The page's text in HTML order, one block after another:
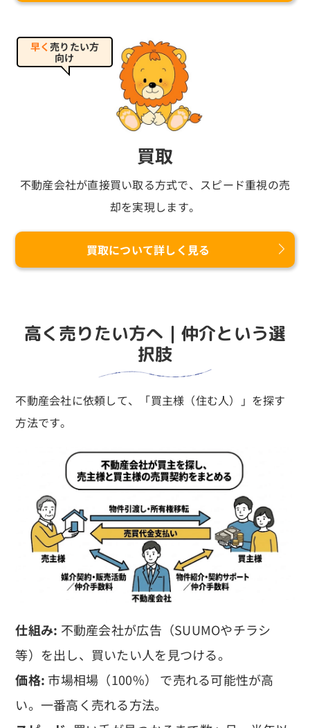
早く売りたい方
向け
買取
不動産会社が直接買い取る方式で、 スピード重視の売
却を実現します。
買取について詳しく見る
高く売りたい方へ｜仲介という選
択肢
不動産会社に依頼して、「買主様（住む人）」を探す
方法です。
仕組み: 不動産会社が広告（SUUMOやチラシ
等）を出し、買いたい人を見つける。
価格: 市場相場（100%） で売れる可能性が高
い。一番高く売れる方法。